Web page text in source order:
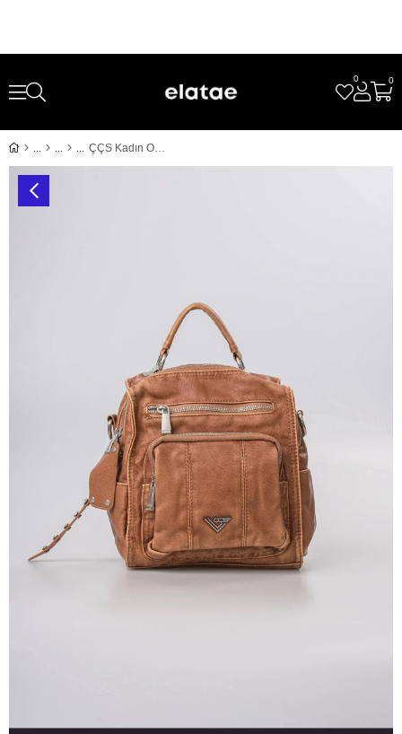
0
0
ÇÇS Kadın Omuz ve Sırt Çantası Çok Gözlü Günlük Kullanım Şık Hafif Dayanıklı Tasarım Camel 18081